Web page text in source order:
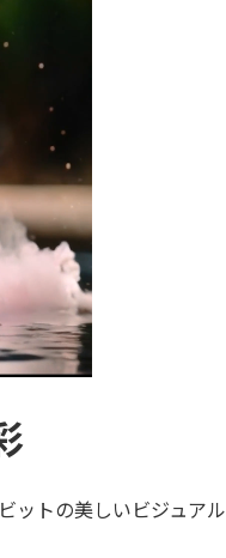
ットの美しいビジュアル